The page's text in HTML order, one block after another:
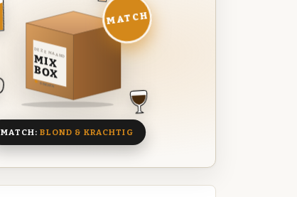
DEZE MAAND
MIX
BOX
8 BIEREN
MATCH
MATCH:BLOND & KRACHTIG